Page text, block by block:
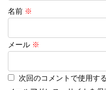
名前 ※
メール ※
次回のコメントで使用す